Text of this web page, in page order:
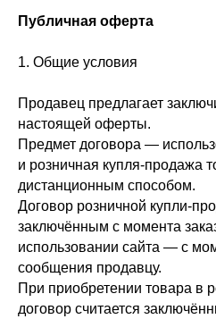
Публичная оферта
1. Общие условия
Продавец предлагает
настоящей оферты.
Предмет договора —
и розничная купля-продажа
дистанционным способом.
Договор розничной купли-
заключённым с момента
использовании сайта — с
сообщения продавцу.
При приобретении товара в
договор считается